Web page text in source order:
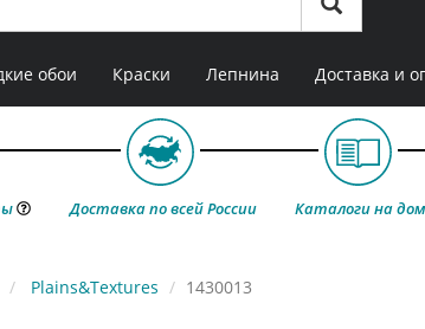
обои Краски Лепнина Доставка и
Доставка по всей России Каталоги на дом
Plains&Textures 1430013